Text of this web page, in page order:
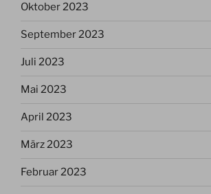
Oktober 2023
September 2023
Juli 2023
Mai 2023
April 2023
März 2023
Februar 2023